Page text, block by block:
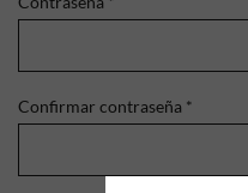
Confirmar contraseña *